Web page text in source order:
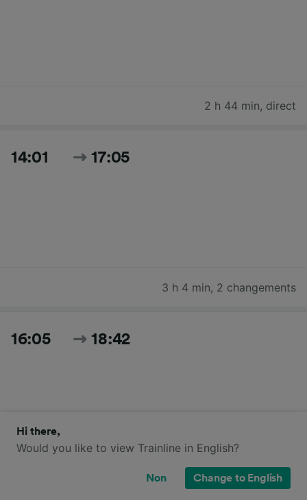
2 h 44 min, direct
14:01 17:05
3 h 4 min, 2 changements
16:05 18:42
2 h 37 min,direct
Hi there,
Would you like to view Trainline in English?
Non Change to English